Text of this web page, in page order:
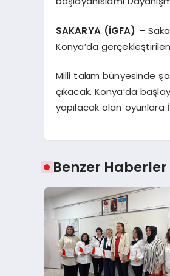
SAKARYA (İGFA) –
Konya’da
Milli takım bünyesinde
çıkacak. Konya’da
yapılacak olan oyunlara
Benzer Haberler